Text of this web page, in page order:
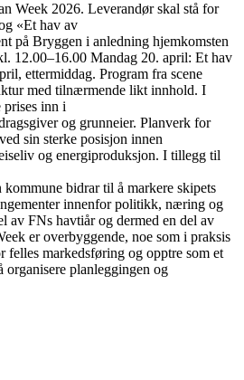
Week 2026. Leverandør skal stå for
«Et hav av
på Bryggen i anledning hjemkomsten
12.00–16.00 Mandag 20. april: Et hav
ettermiddag. Program fra scene
med tilnærmende likt innhold. I
inn i
og grunneier. Planverk for
sin sterke posisjon innen
og energiproduksjon. I tillegg til
bidrar til å markere skipets
innenfor politikk, næring og
av FNs havtiår og dermed en del av
er overbyggende, noe som i praksis
felles markedsføring og opptre som et
planleggingen og